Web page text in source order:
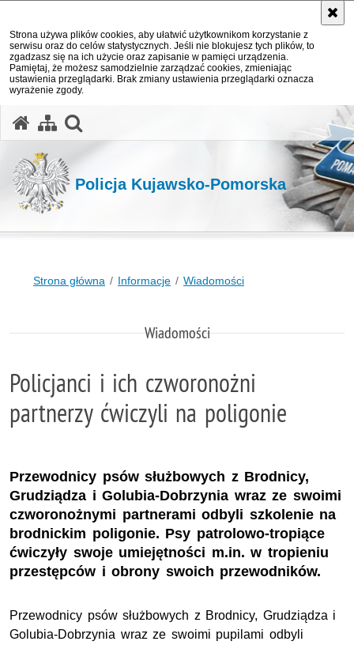
Strona używa plików cookies, aby ułatwić użytkownikom korzystanie z
serwisu oraz do celów statystycznych. Jeśli nie blokujesz tych plików, to
zgadzasz się na ich użycie oraz zapisanie w pamięci urządzenia.
Pamiętaj, że możesz samodzielnie zarządzać cookies, zmieniając
ustawienia przeglądarki. Brak zmiany ustawienia przeglądarki oznacza
wyrażenie zgody.
Policja Kujawsko-Pomorska
Strona główna Informacje Wiadomości
Wiadomości
Policjanci i ich czworonożni
partnerzy ćwiczyli na poligonie
Przewodnicy psów służbowych z Brodnicy,
Grudziądza i Golubia-Dobrzynia wraz ze swoimi
czworonożnymi partnerami odbyli szkolenie na
brodnickim poligonie. Psy patrolowo-tropiące
ćwiczyły swoje umiejętności m.in. w tropieniu
przestępców i obrony swoich przewodników.
Przewodnicy psów służbowych z Brodnicy, Grudziądza i
Golubia-Dobrzynia wraz ze swoimi pupilami odbyli